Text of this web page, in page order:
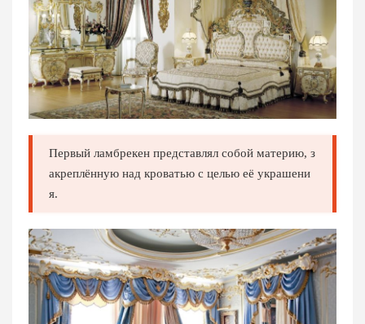
Первый ламбрекен представлял собой материю, з
акреплённую над кроватью с целью её украшени
я.